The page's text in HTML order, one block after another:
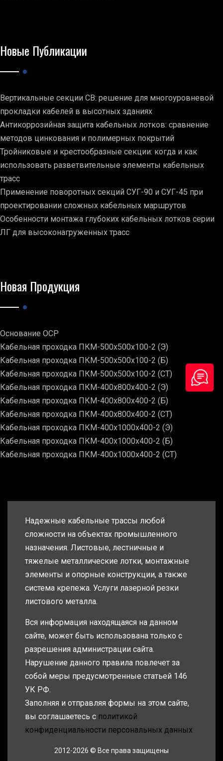
Новые Публикации
Вертикальные секции СВ: решение для многоуровневой
прокладки кабелей в высотных зданиях
Антикоррозийная защита кабельных лотков: сравнение
методов цинкования и полимерных покрытий
Тройниковые и крестообразные секции: когда и как
использовать разветвительные элементы кабельных
трасс
Применение поворотных секций СУГ-90 и СУГ-45 при
проектировании сложных кабельных маршрутов
Особенности монтажа глубоких кабельных лотков серии
ЛГ для высоконагруженных трасс
Новая Продукция
Основание ОСР
Кабельная проходка ПКМ-500х500х100-2 (Э)
Кабельная проходка ПКМ-500х500х100-2 (Б)
Кабельная проходка ПКМ-500х500х100-2 (СТ)
Кабельная проходка ПКМ-400х800х400-2 (Э)
Кабельная проходка ПКМ-400х800х400-2 (Б)
Кабельная проходка ПКМ-400х800х400-2 (СТ)
Кабельная проходка ПКМ-400х1000х400-2 (Э)
Кабельная проходка ПКМ-400х1000х400-2 (Б)
Кабельная проходка ПКМ-400х1000х400-2 (СТ)
Надежные кабельные трассы любой
сложности на объектах промышленного
назначения. Листовые, лестничные и
тяжелые металлические лотки, монтажные
элементы и опорные конструкции, а также
система крепежа. Услуги лазерной резки
листового металла.
Вся информация находящаяся на данном
сайте, может быть использована только с
разрешения администрации сайта.
Нарушение данного правила повлечет за
собой меры предусмотренные статьей 146
УК РФ.
Заполняя и отправляя формы на этом сайте,
вы соглашаетесь с политикой
конфиденциальности персональных данных
2012-2026 © Все права защищены